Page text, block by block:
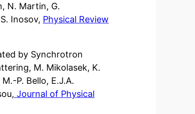
N. Martin, G.
Inosov, Physical Review
by Synchrotron
M. Mikolasek, K.
P. Bello, E.J.A.
Journal of Physical